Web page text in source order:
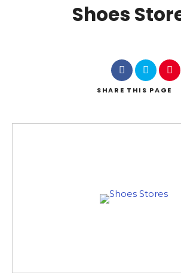
Shoes
SHARE THIS PAGE